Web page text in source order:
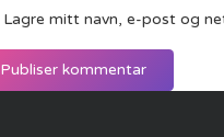
Lagre mitt navn, e-post og
Publiser kommentar